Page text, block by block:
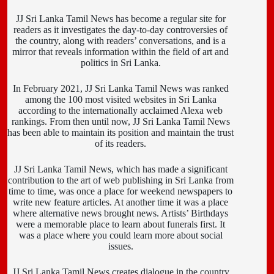
JJ Sri Lanka Tamil News has become a regular site for
readers as it investigates the day-to-day controversies of
the country, along with readers’ conversations, and is a
mirror that reveals information within the field of art and
politics in Sri Lanka.
In February 2021, JJ Sri Lanka Tamil News was ranked
among the 100 most visited websites in Sri Lanka
according to the internationally acclaimed Alexa web
rankings. From then until now, JJ Sri Lanka Tamil News
has been able to maintain its position and maintain the trust
of its readers.
JJ Sri Lanka Tamil News, which has made a significant
contribution to the art of web publishing in Sri Lanka from
time to time, was once a place for weekend newspapers to
write new feature articles. At another time it was a place
where alternative news brought news. Artists’ Birthdays
were a memorable place to learn about funerals first. It
was a place where you could learn more about social
issues.